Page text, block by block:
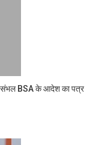
संभल BSA के आदेश का पत्र